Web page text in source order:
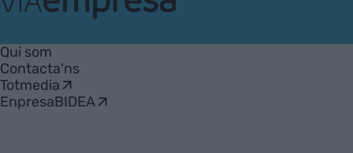
Empresa
Qui som
Contacta'ns
Totmedia
EnpresaBIDEA